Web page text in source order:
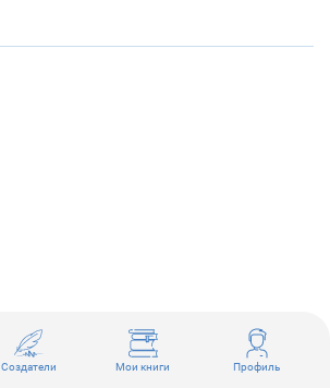
Создатели Мои книги Профиль